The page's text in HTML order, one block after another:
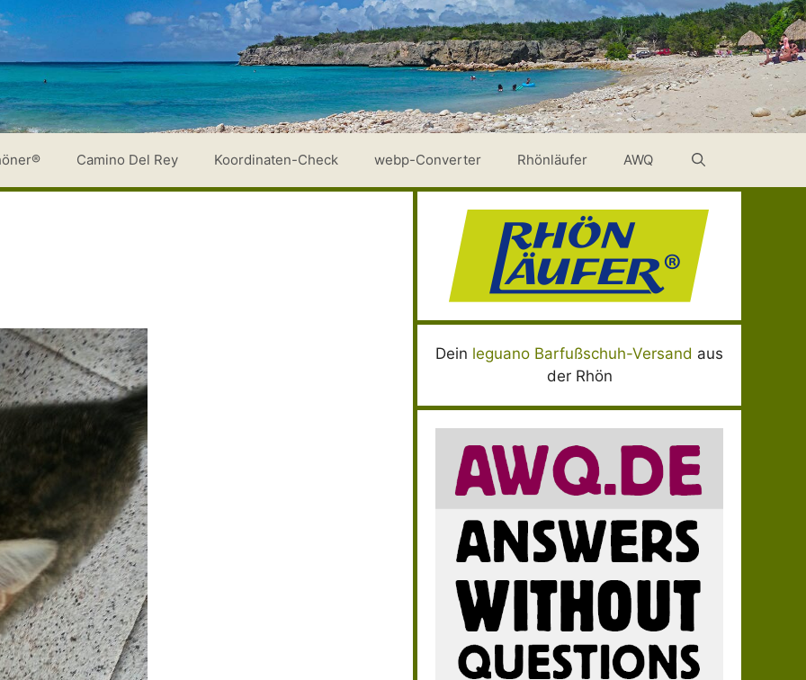
Camino Del Rey Koordinaten-Check webp-Converter Rhönläufer AWQ
Dein leguano Barfußschuh-Versand aus
der Rhön